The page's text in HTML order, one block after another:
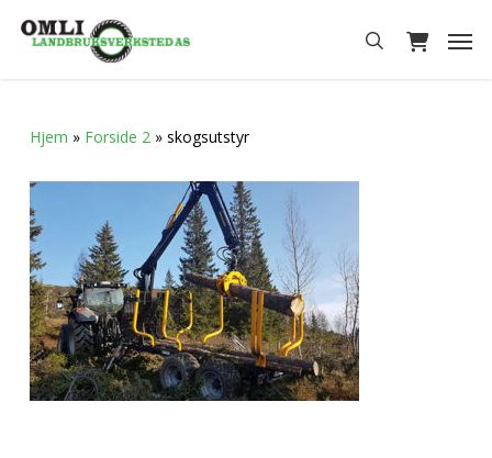
search
Hjem » Forside 2» skogsutstyr